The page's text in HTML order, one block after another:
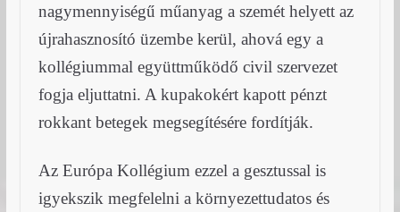
nagymennyiségű műanyag a szemét helyett az
újrahasznosító üzembe kerül, ahová egy a
kollégiummal együttműködő civil szervezet
fogja eljuttatni. A kupakokért kapott pénzt
rokkant betegek megsegítésére fordítják.
Az Európa Kollégium ezzel a gesztussal is
igyekszik megfelelni a környezettudatos és